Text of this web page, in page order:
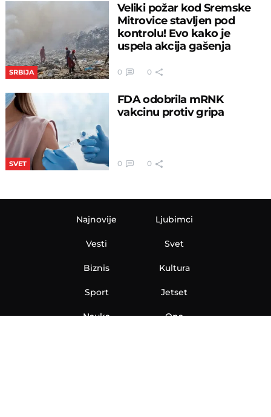
SRBIJA
Veliki požar kod Sremske
Mitrovice stavljen pod
kontrolu! Evo kako je
uspela akcija gašenja
0 0
SVET
FDA odobrila mRNK
vakcinu protiv gripa
0 0
Najnovije
Vesti
Biznis
Sport
Nauka
Ljubimci
Svet
Kultura
Jetset
Ona